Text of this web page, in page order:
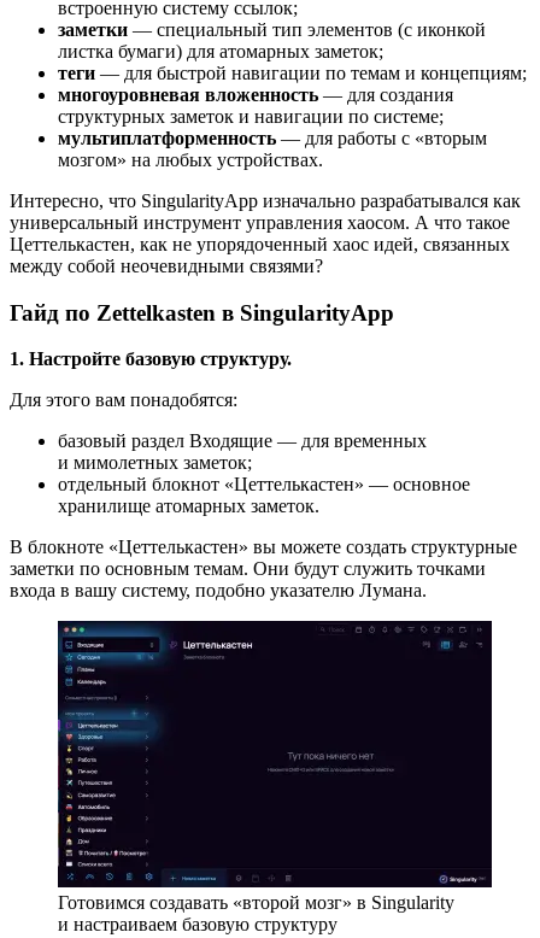
встроенную систему ссылок;
заметки — специальный тип элементов (с иконкой
листка бумаги) для атомарных заметок;
теги — для быстрой навигации по темам и концепциям;
многоуровневая вложенность — для создания
структурных заметок и навигации по системе;
мультиплатформенность — для работы с «вторым
мозгом» на любых устройствах.
Интересно, что SingularityApp изначально разрабатывался как
универсальный инструмент управления хаосом. А что такое
Цеттелькастен, как не упорядоченный хаос идей, связанных
между собой неочевидными связями?
Гайд по Zettelkasten в SingularityApp
1. Настройте базовую структуру.
Для этого вам понадобятся:
базовый раздел Входящие — для временных
и мимолетных заметок;
отдельный блокнот «Цеттелькастен» — основное
хранилище атомарных заметок.
В блокноте «Цеттелькастен» вы можете создать структурные
заметки по основным темам. Они будут служить точками
входа в вашу систему, подобно указателю Лумана.
Готовимся создавать «второй мозг» в Singularity
и настраиваем базовую структуру